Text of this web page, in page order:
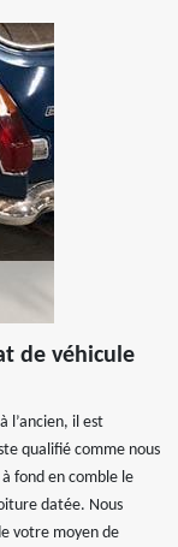
de véhicule
l’ancien, il est
qualifié comme nous
fond en comble le
datée. Nous
votre moyen de